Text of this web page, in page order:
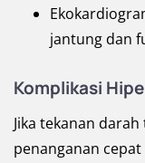
jantung dan
Komplikasi
Jika tekanan
penanganan